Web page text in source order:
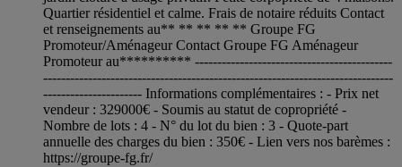
Quartier résidentiel et calme. Frais de notaire réduits Contact
et renseignements au** ** ** ** ** Groupe FG
Promoteur/Aménageur Contact Groupe FG Aménageur
Promoteur au********** --------------------------------------------
------------------------------------------------------------------------------
---------------------- Informations complémentaires : - Prix net
vendeur : 329000€ - Soumis au statut de copropriété -
Nombre de lots : 4 - N° du lot du bien : 3 - Quote-part
annuelle des charges du bien : 350€ - Lien vers nos barèmes :
https://groupe-fg.fr/